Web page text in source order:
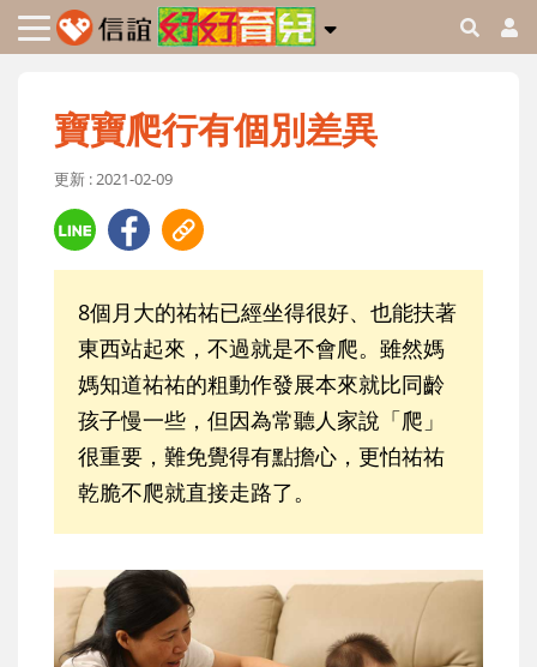
寶寶爬行有個別差異
更新 : 2021-02-09
8個月大的祐祐已經坐得很好、也能扶著
東西站起來，不過就是不會爬。雖然媽
媽知道祐祐的粗動作發展本來就比同齡
孩子慢一些，但因為常聽人家說「爬」
很重要，難免覺得有點擔心，更怕祐祐
乾脆不爬就直接走路了。